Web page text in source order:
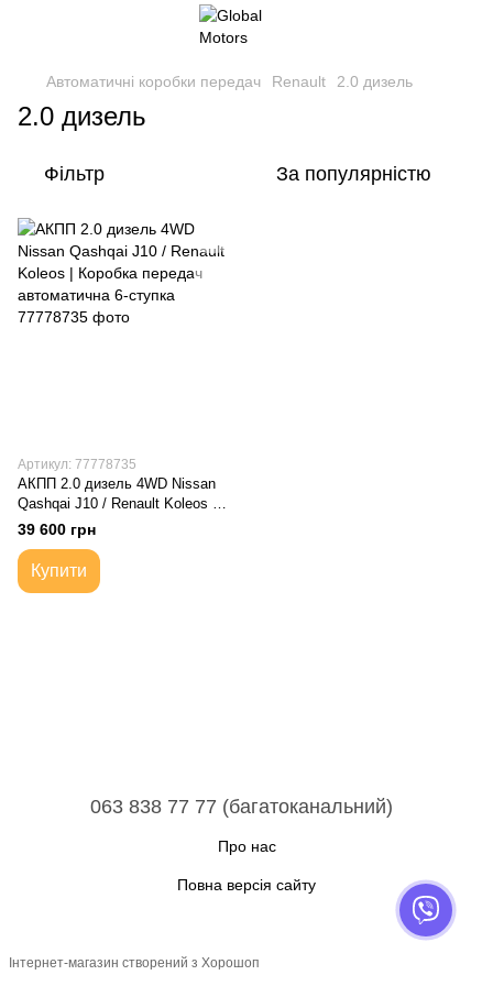
Автоматичні коробки передач Renault 2.0 дизель
2.0 дизель
Фільтр За популярністю
Артикул: 77778735
АКПП 2.0 дизель 4WD Nissan
Qashqai J10 / Renault Koleos |
Коробка передач автоматична
39 600 грн
Купити
063 838 77 77 (багатоканальний)
Про нас
Повна версія сайту
Інтернет-магазин створений з Хорошоп